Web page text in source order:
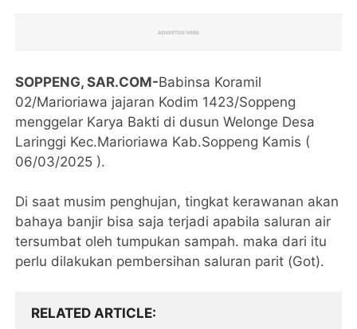
SOPPENG, SAR.COM-Babinsa Koramil
02/Marioriawa jajaran Kodim 1423/Soppeng
menggelar Karya Bakti di dusun Welonge Desa
Laringgi Kec.Marioriawa Kab.Soppeng Kamis (
06/03/2025 ).
Di saat musim penghujan, tingkat kerawanan akan
bahaya banjir bisa saja terjadi apabila saluran air
tersumbat oleh tumpukan sampah. maka dari itu
perlu dilakukan pembersihan saluran parit (Got).
RELATED ARTICLE